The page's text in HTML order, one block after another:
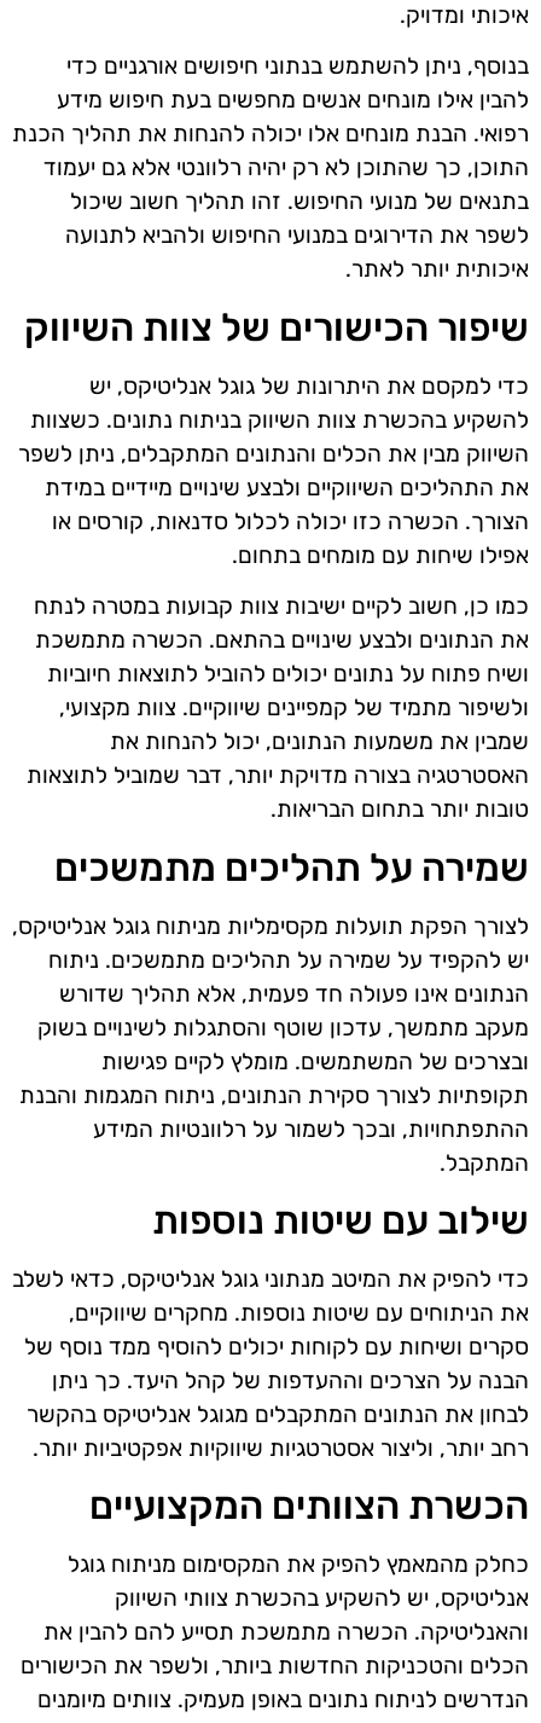
איכותי ומדויק.
בנוסף, ניתן להשתמש בנתוני חיפושים אורגניים כדי
להבין אילו מונחים אנשים מחפשים בעת חיפוש מידע
רפואי. הבנת מונחים אלו יכולה להנחות את תהליך הכנת
התוכן, כך שהתוכן לא רק יהיה רלוונטי אלא גם יעמוד
בתנאים של מנועי החיפוש. זהו תהליך חשוב שיכול
לשפר את הדירוגים במנועי החיפוש ולהביא לתנועה
איכותית יותר לאתר.
שיפור הכישורים של צוות השיווק
כדי למקסם את היתרונות של גוגל אנליטיקס, יש
להשקיע בהכשרת צוות השיווק בניתוח נתונים. כשצוות
השיווק מבין את הכלים והנתונים המתקבלים, ניתן לשפר
את התהליכים השיווקיים ולבצע שינויים מיידיים במידת
הצורך. הכשרה כזו יכולה לכלול סדנאות, קורסים או
אפילו שיחות עם מומחים בתחום.
כמו כן, חשוב לקיים ישיבות צוות קבועות במטרה לנתח
את הנתונים ולבצע שינויים בהתאם. הכשרה מתמשכת
ושיח פתוח על נתונים יכולים להוביל לתוצאות חיוביות
ולשיפור מתמיד של קמפיינים שיווקיים. צוות מקצועי,
שמבין את משמעות הנתונים, יכול להנחות את
האסטרטגיה בצורה מדויקת יותר, דבר שמוביל לתוצאות
טובות יותר בתחום הבריאות.
שמירה על תהליכים מתמשכים
לצורך הפקת תועלות מקסימליות מניתוח גוגל אנליטיקס,
יש להקפיד על שמירה על תהליכים מתמשכים. ניתוח
הנתונים אינו פעולה חד פעמית, אלא תהליך שדורש
מעקב מתמשך, עדכון שוטף והסתגלות לשינויים בשוק
ובצרכים של המשתמשים. מומלץ לקיים פגישות
תקופתיות לצורך סקירת הנתונים, ניתוח המגמות והבנת
ההתפתחויות, ובכך לשמור על רלוונטיות המידע
המתקבל.
שילוב עם שיטות נוספות
כדי להפיק את המיטב מנתוני גוגל אנליטיקס, כדאי לשלב
את הניתוחים עם שיטות נוספות. מחקרים שיווקיים,
סקרים ושיחות עם לקוחות יכולים להוסיף ממד נוסף של
הבנה על הצרכים וההעדפות של קהל היעד. כך ניתן
לבחון את הנתונים המתקבלים מגוגל אנליטיקס בהקשר
רחב יותר, וליצור אסטרטגיות שיווקיות אפקטיביות יותר.
הכשרת הצוותים המקצועיים
כחלק מהמאמץ להפיק את המקסימום מניתוח גוגל
אנליטיקס, יש להשקיע בהכשרת צוותי השיווק
והאנליטיקה. הכשרה מתמשכת תסייע להם להבין את
הכלים והטכניקות החדשות ביותר, ולשפר את הכישורים
הנדרשים לניתוח נתונים באופן מעמיק. צוותים מיומנים